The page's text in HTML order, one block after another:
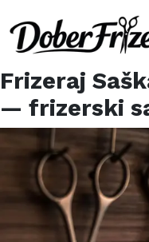
Frizeraj
— frizerski